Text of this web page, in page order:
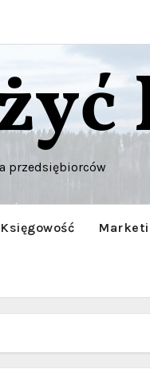
przedsiębiorców
Księgowość